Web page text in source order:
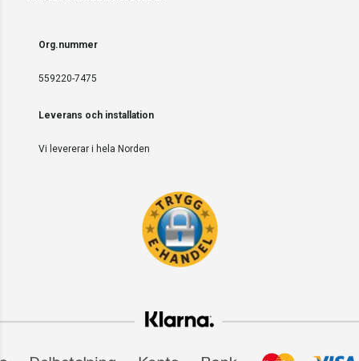
Org.nummer
559220-7475
Leverans och installation
Vi levererar i hela Norden